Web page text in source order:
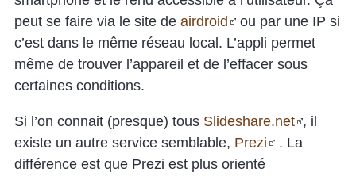
peut se faire via le site de airdroid
ou par une IP si
c’est dans le même réseau local. L’appli permet
même de trouver l’appareil et de l’effacer sous
certaines conditions.
Si l’on connait (presque) tous Slideshare.net , il
existe un autre service semblable, Prezi
. La
différence est que Prezi est plus orienté